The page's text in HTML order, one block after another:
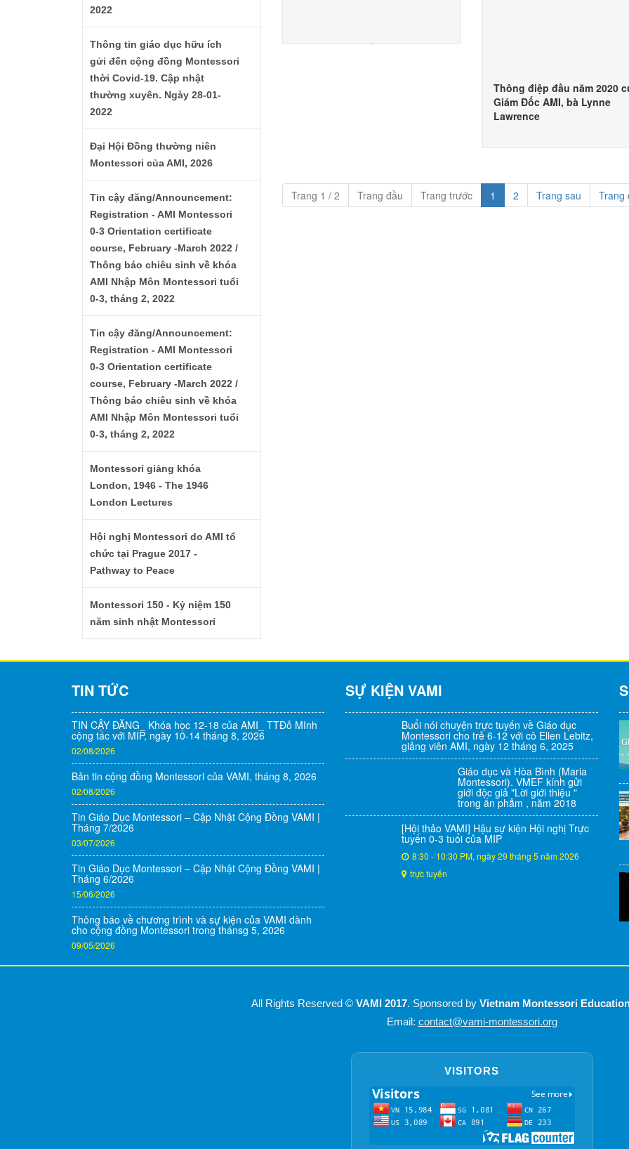
Thông điệp đầu năm 2020
Giám Đốc AMI, bà Lynne
Lawrence
Trang 1 / 2 Trang đầu Trang trước 1 2 Trang sau Trang
2022
Thông tin giáo dục hữu ích
gửi đến cộng đồng Montessori
thời Covid-19. Cập nhật
thường xuyên. Ngày 28-01-
2022
Đại Hội Đồng thường niên
Montessori của AMI, 2026
Tin cậy đăng/Announcement:
Registration - AMI Montessori
0-3 Orientation certificate
course, February -March 2022 /
Thông báo chiêu sinh về khóa
AMI Nhập Môn Montessori tuổi
0-3, tháng 2, 2022
Tin cậy đăng/Announcement:
Registration - AMI Montessori
0-3 Orientation certificate
course, February -March 2022 /
Thông báo chiêu sinh về khóa
AMI Nhập Môn Montessori tuổi
0-3, tháng 2, 2022
Montessori giảng khóa
London, 1946 - The 1946
London Lectures
Hội nghị Montessori do AMI tổ
chức tại Prague 2017 -
Pathway to Peace
Montessori 150 - Kỷ niệm 150
năm sinh nhật Montessori
TIN TỨC
TIN CẬY ĐĂNG_ Khóa học 12-18 của AMI_ TTĐỗ MInh
cộng tác với MIP, ngày 10-14 tháng 8, 2026
02/08/2026
Bản tin cộng đồng Montessori của VAMI, tháng 8, 2026
02/08/2026
Tin Giáo Dục Montessori – Cập Nhật Cộng Đồng VAMI |
Tháng 7/2026
03/07/2026
Tin Giáo Dục Montessori – Cập Nhật Cộng Đồng VAMI |
Tháng 6/2026
15/06/2026
Thông báo về chương trình và sự kiện của VAMI dành
cho cộng đồng Montessori trong thánsg 5, 2026
09/05/2026
SỰ KIỆN VAMI
Buổi nói chuyện trực tuyến về Giáo dục
Montessori cho trẻ 6-12 với cô Ellen Lebitz,
giảng viên AMI, ngày 12 tháng 6, 2025
Giáo dục và Hòa Bình (Maria
Montessori). VMEF kính gửi
giới độc giả "Lời giới thiệu "
trong ấn phẳm , năm 2018
[Hội thảo VAMI] Hậu sự kiện Hội nghị Trực
tuyến 0-3 tuổi của MIP
8:30 - 10:30 PM, ngày 29 tháng 5 năm 2026
trực tuyến
All Rights Reserved © VAMI 2017. Sponsored by Vietnam Montessori
Email: contact@vami-montessori.org
VISITORS